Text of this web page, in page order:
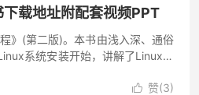
载地址附配套视频PPT
》(第二版)。本书由浅入深、通俗
系统安装开始，讲解了Linux常
 赞(3)